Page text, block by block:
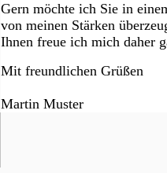
Gern möchte ich Sie in
von meinen Stärken
Ihnen freue ich mich daher
Mit freundlichen Grüßen
Martin Muster